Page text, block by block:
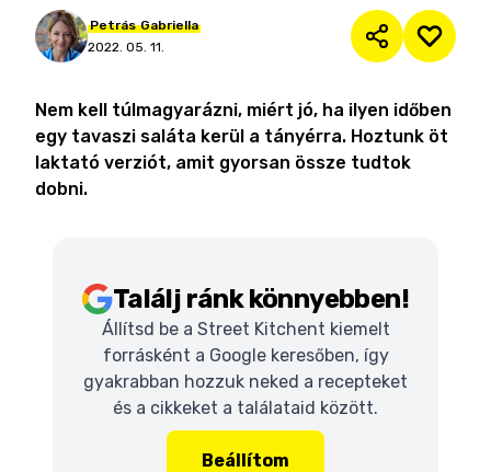
Petrás Gabriella
2022. 05. 11.
Nem kell túlmagyarázni, miért jó, ha ilyen időben
egy tavaszi saláta kerül a tányérra. Hoztunk öt
laktató verziót, amit gyorsan össze tudtok
dobni.
Találj ránk könnyebben!
Állítsd be a Street Kitchent kiemelt
forrásként a Google keresőben, így
gyakrabban hozzuk neked a recepteket
és a cikkeket a találataid között.
Beállítom